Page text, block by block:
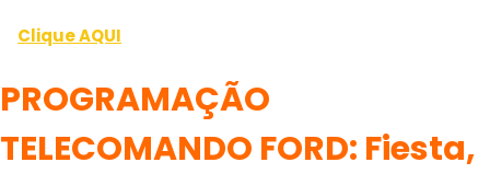
Clique AQUI
PROGRAMAÇÃO
TELECOMANDO FORD: Fiesta,